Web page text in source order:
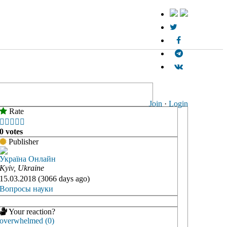
Join · Login
Rate
    
0 votes
Publisher
Україна Онлайн
Kyiv, Ukraine
15.03.2018 (3066 days ago)
Вопросы науки
Your reaction?
overwhelmed (0)